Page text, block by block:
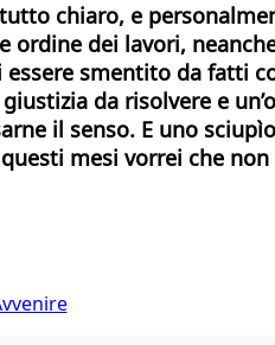
chiaro, e
dei lavori,
smentito da fatti
da risolvere e
il senso. E uno
mesi vorrei che